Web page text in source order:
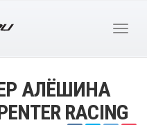
АЛЁШИНА
RACING